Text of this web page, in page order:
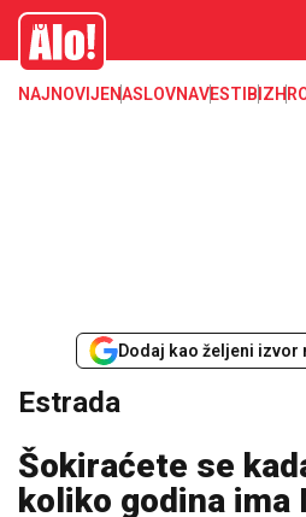
Estrada, poznati, VIP
Alo
NAJNOVIJENASLOVNAVESTI BIZ
Dodaj kao željeni
Estrada
Šokiraćete se
koliko godina ima